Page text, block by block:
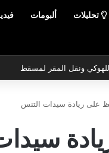
تحليلات ألبومات
للهوكي ونقل المقر لمسقط
على ريادة سيدات التنس